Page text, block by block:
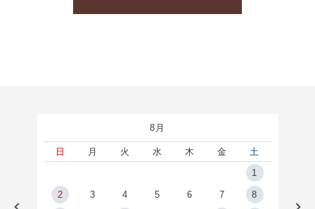
8月
日 月 火 水 木 金
土
1
2 3 4 5 6 7 8